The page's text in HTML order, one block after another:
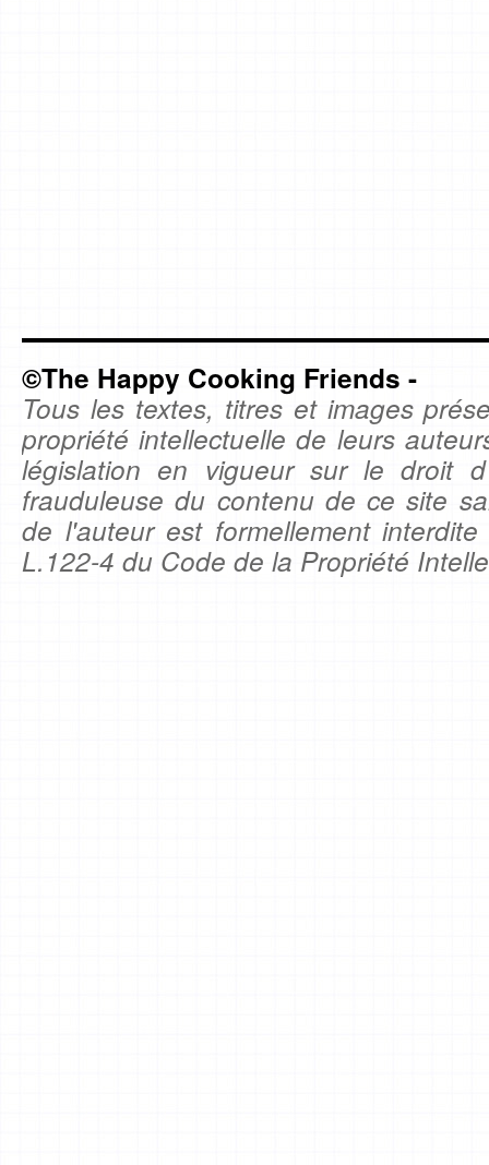
©The Happy Cooking Friends -
Tous les textes, titres et images
propriété intellectuelle de leurs
législation en vigueur sur le droit
frauduleuse du contenu de ce site
de l'auteur est formellement
L.122-4 du Code de la Propriété